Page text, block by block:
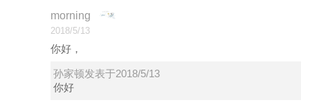
morning
2018/5/13
你好，
孙家顿发表于2018/5/13
你好